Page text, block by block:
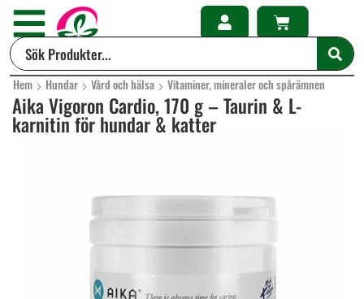
Hem Hundar Vård och hälsa Vitaminer, mineraler och spårämnen
Aika Vigoron Cardio, 170 g – Taurin & L-
karnitin för hundar & katter